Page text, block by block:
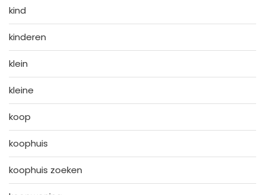
kind
kinderen
klein
kleine
koop
koophuis
koophuis zoeken